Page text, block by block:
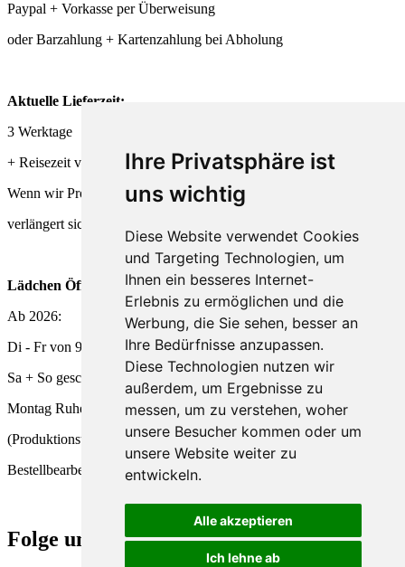
Ihre Privatsphäre ist
uns wichtig
Diese Website verwendet Cookies
und Targeting Technologien, um
Ihnen ein besseres Internet-
Erlebnis zu ermöglichen und die
Werbung, die Sie sehen, besser an
Ihre Bedürfnisse anzupassen.
Diese Technologien nutzen wir
außerdem, um Ergebnisse zu
messen, um zu verstehen, woher
unsere Besucher kommen oder um
unsere Website weiter zu
entwickeln.
Alle akzeptieren
Ich lehne ab
Paypal + Vorkasse per Überweisung
oder Barzahlung + Kartenzahlung bei Abholung
Aktuelle Lieferzeit:
3 Werktage
+ Reisezeit von DHL + Deutsche Post
Wenn wir Produkte frisch für Dich herstellen,
verlängert sich die Lieferzeit entsprechend.
Lädchen Öffnungszeiten
Ab 2026:
Di - Fr von 9 - 18 Uhr
Sa + So geschlossen
Montag Ruhetag
(Produktionstag und
Bestellbearbeitung)
Folge uns